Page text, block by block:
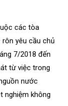
các tòa
yêu cầu chủ
7/2018 đến
từ việc trong
nước
nghiệm không